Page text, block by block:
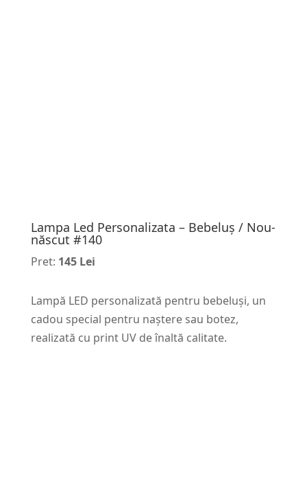
Lampa Led Personalizata – Bebeluș / Nou-
născut #140
Pret: 145 Lei
Lampă LED personalizată pentru bebeluși, un
cadou special pentru naștere sau botez,
realizată cu print UV de înaltă calitate.